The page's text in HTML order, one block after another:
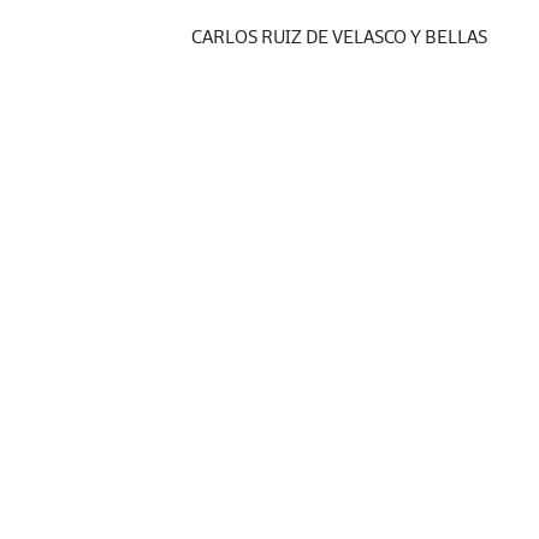
CARLOS RUIZ DE VELASCO Y BELLAS